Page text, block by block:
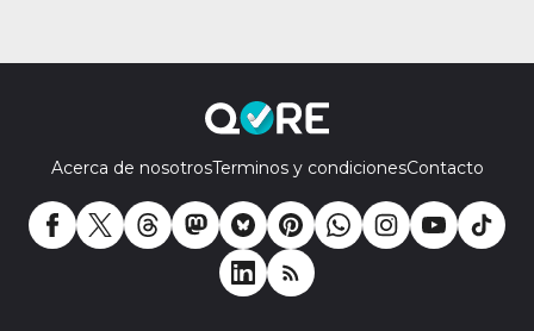
Acerca de nosotrosTerminos y condicionesContacto